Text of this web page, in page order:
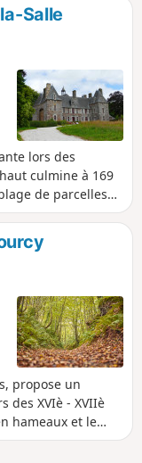
Salle
lors des
culmine à 169
de parcelles
et de
des haies vives
faune et une
propose un
des XVIè - XVIIè
hameaux et le
l'importance de